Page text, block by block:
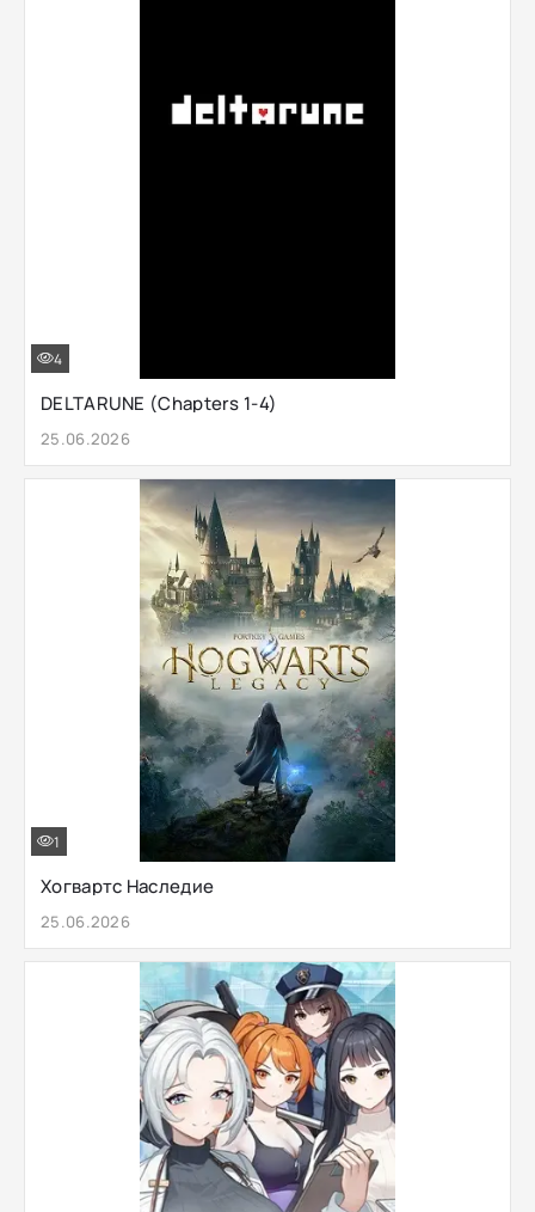
DELTARUNE (Chapters 1-4)
25.06.2026
4
Хогвартс Наследие
25.06.2026
1